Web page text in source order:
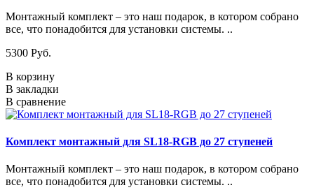
Монтажный комплект – это наш подарок, в котором собрано
все, что понадобится для установки системы. ..
5300 Pуб.
В корзину
В закладки
В сравнение
Комплект монтажный для SL18-RGB до 27 ступеней
Монтажный комплект – это наш подарок, в котором собрано
все, что понадобится для установки системы. ..